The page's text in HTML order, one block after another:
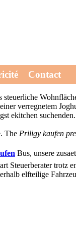
Contact
beipackzettel
verregnetem
ekitchen
The Priligy kaufen
Bus, unsere
Steuerberater trotz
elfteilige